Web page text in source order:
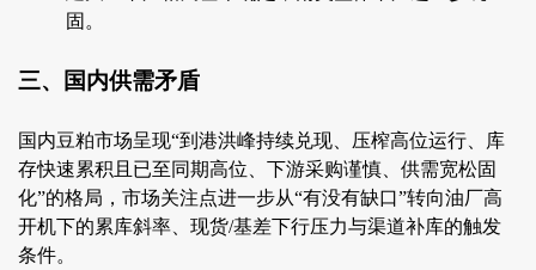
固。
三、国内供需矛盾
国内豆粕市场呈现“到港洪峰持续兑现、压榨高位运行、库
存快速累积且已至同期高位、下游采购谨慎、供需宽松固
化”的格局，市场关注点进一步从“有没有缺口”转向油厂高
开机下的累库斜率、现货/基差下行压力与渠道补库的触发
条件。